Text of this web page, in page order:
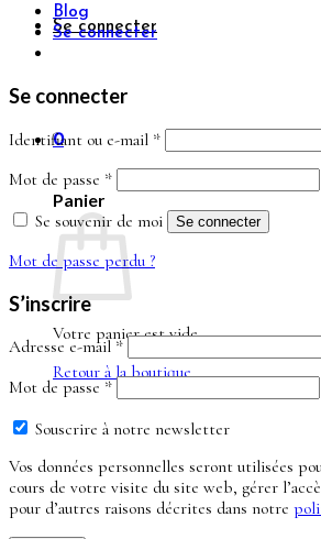
Se connecter
0
Panier
Votre panier est vide.
Retour à la boutique
Blog
Se connecter
Se connecter
Identifiant ou e-mail *Obligatoire
Mot de passe *Obligatoire
Se souvenir de moi Se connecter
Mot de passe perdu ?
S’inscrire
Adresse e-mail *Obligatoire
Mot de passe *Obligatoire
Souscrire à notre newsletter
Vos données personnelles seront utilisées
cours de votre visite du site web, gérer
pour d’autres raisons décrites dans notre